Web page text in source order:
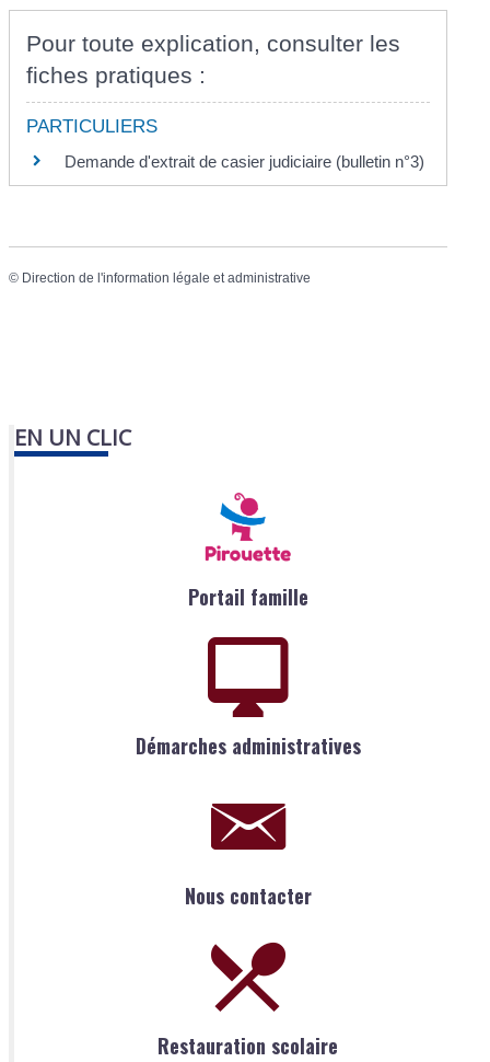
Pour toute explication, consulter les
fiches pratiques :
PARTICULIERS
Demande d'extrait de casier judiciaire (bulletin n°3)
© Direction de l'information légale et administrative
EN UN CLIC
Portail famille
Démarches administratives
Nous contacter
Restauration scolaire